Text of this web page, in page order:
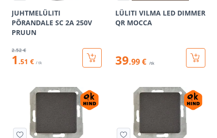
JUHTMELÜLITI
PÕRANDALE SC 2A 250V
PRUUN
2.52 €
1 .51 € / tk
LÜLITI VILMA LED DIMMER
QR MOCCA
39.99 € /tk